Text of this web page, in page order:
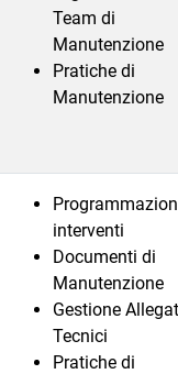
Team di
Manutenzione
Pratiche di
Manutenzione
interventi
Documenti di
Manutenzione
Gestione
Tecnici
Pratiche di